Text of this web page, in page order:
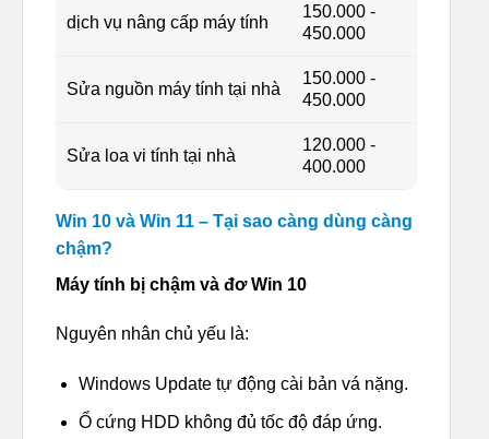
dịch vụ nâng cấp máy tính
150.000 -
450.000
Sửa nguồn máy tính tại nhà
150.000 -
450.000
Sửa loa vi tính tại nhà
120.000 -
400.000
Win 10 và Win 11 – Tại sao càng dùng càng
chậm?
Máy tính bị chậm và đơ Win 10
Nguyên nhân chủ yếu là:
Windows Update tự động cài bản vá nặng.
Ổ cứng HDD không đủ tốc độ đáp ứng.